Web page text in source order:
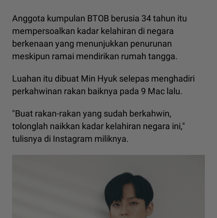
Anggota kumpulan BTOB berusia 34 tahun itu
mempersoalkan kadar kelahiran di negara
berkenaan yang menunjukkan penurunan
meskipun ramai mendirikan rumah tangga.
Luahan itu dibuat Min Hyuk selepas menghadiri
perkahwinan rakan baiknya pada 9 Mac lalu.
"Buat rakan-rakan yang sudah berkahwin,
tolonglah naikkan kadar kelahiran negara ini,"
tulisnya di Instagram miliknya.